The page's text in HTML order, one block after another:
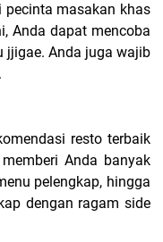
pecinta masakan khas
Anda dapat mencoba
jjigae. Anda juga wajib
resto terbaik
Anda banyak
pelengkap, hingga
dengan ragam side